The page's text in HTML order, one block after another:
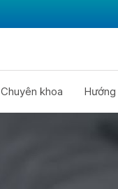
Chuyên khoa Hướng